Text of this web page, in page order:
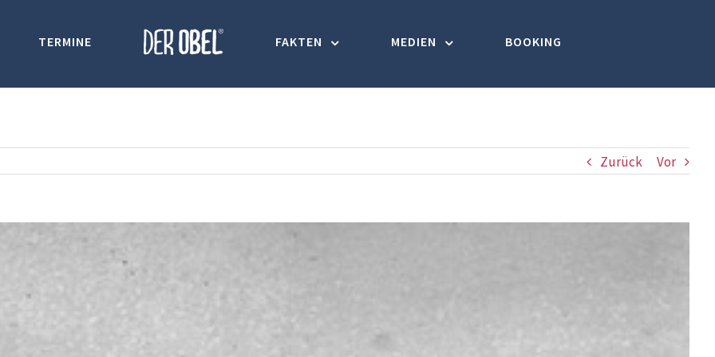
TERMINE FAKTEN MEDIEN BOOKING
Zurück Vor